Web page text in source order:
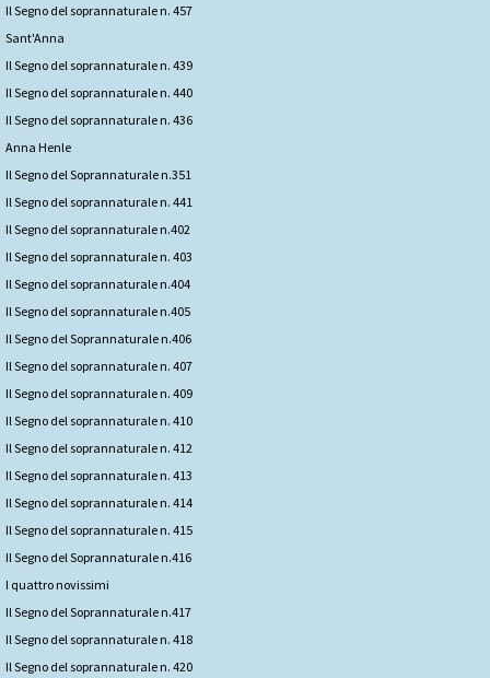
Il Segno del soprannaturale n. 457
Sant'Anna
Il Segno del soprannaturale n. 439
Il Segno del soprannaturale n. 440
Il Segno del soprannaturale n. 436
Anna Henle
Il Segno del Soprannaturale n.351
Il Segno del soprannaturale n. 441
Il Segno del soprannaturale n.402
Il Segno del soprannaturale n. 403
Il Segno del soprannaturale n.404
Il Segno del soprannaturale n.405
Il Segno del Soprannaturale n.406
Il Segno del soprannaturale n. 407
Il Segno del soprannaturale n. 409
Il Segno del soprannaturale n. 410
Il Segno del soprannaturale n. 412
Il Segno del soprannaturale n. 413
Il Segno del soprannaturale n. 414
Il Segno del soprannaturale n. 415
Il Segno del Soprannaturale n.416
I quattro novissimi
Il Segno del Soprannaturale n.417
Il Segno del soprannaturale n. 418
Il Segno del soprannaturale n. 420